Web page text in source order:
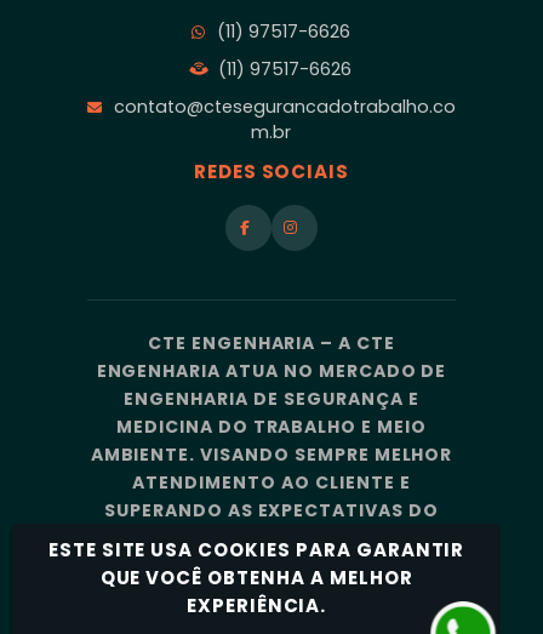
(11) 97517-6626
(11) 97517-6626
contato@ctesegurancadotrabalho.co
m.br
REDES SOCIAIS
CTE ENGENHARIA – A CTE
ENGENHARIA ATUA NO MERCADO DE
ENGENHARIA DE SEGURANÇA E
MEDICINA DO TRABALHO E MEIO
AMBIENTE. VISANDO SEMPRE MELHOR
ATENDIMENTO AO CLIENTE E
SUPERANDO AS EXPECTATIVAS DO
MERCADO, A CTE ENGENHARIA
CONTA COM UMA EQUIPE DE
PROFISSIONAIS ALTAMENTE
CAPACITADOS E ESPECIALIZADOS.
ESTE SITE USA COOKIES PARA GARANTIR
QUE VOCÊ OBTENHA A MELHOR
EXPERIÊNCIA.